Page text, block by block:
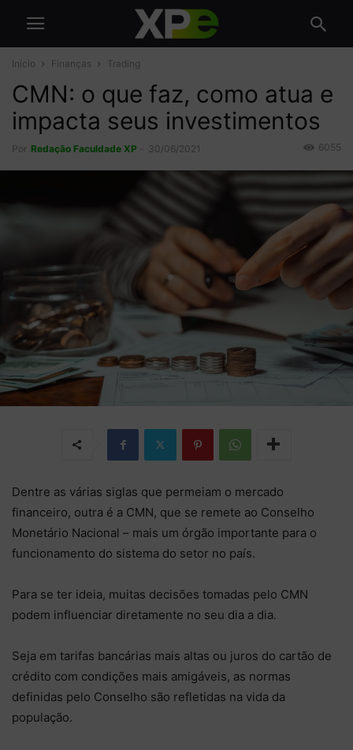
Início Finanças Trading
CMN: o que faz, como atua e
impacta seus investimentos
Por Redação Faculdade XP 30/06/2021 6055
Dentre as várias siglas que permeiam o mercado
financeiro, outra é a CMN, que se remete ao Conselho
Monetário Nacional – mais um órgão importante para o
funcionamento do sistema do setor no país.
Para se ter ideia, muitas decisões tomadas pelo CMN
podem influenciar diretamente no seu dia a dia.
Seja em tarifas bancárias mais altas ou juros do cartão de
crédito com condições mais amigáveis, as normas
definidas pelo Conselho são refletidas na vida da
população.